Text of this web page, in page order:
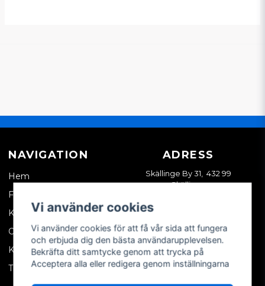
NAVIGATION
Hem
Företagskund
Kontakta oss
Om oss
Köpvillkor
Tips & trix
ADRESS
Skällinge By 31, 432 99
Skällinge
Vi använder cookies
Vi använder cookies för att få vår sida att fungera
och erbjuda dig den bästa användarupplevelsen.
Bekräfta ditt samtycke genom att trycka på
Acceptera alla eller redigera genom inställningarna